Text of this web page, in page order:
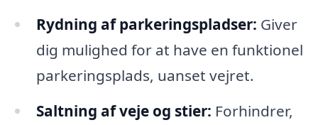
Rydning af parkeringspladser: Giver
dig mulighed for at have en funktionel
parkeringsplads, uanset vejret.
Saltning af veje og stier: Forhindrer,